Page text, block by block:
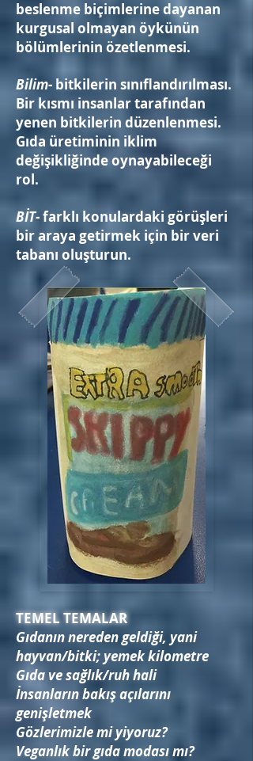
beslenme biçimlerine dayanan
kurgusal olmayan öykünün
bölümlerinin özetlenmesi.
Bilim- bitkilerin sınıflandırılması.
Bir kısmı insanlar tarafından
yenen bitkilerin düzenlenmesi.
Gıda üretiminin iklim
değişikliğinde oynayabileceği
rol.
BİT- farklı konulardaki görüşleri
bir araya getirmek için bir veri
tabanı oluşturun.
TEMEL TEMALAR
Gıdanın nereden geldiği, yani
hayvan/bitki; yemek kilometre
Gıda ve sağlık/ruh hali
İnsanların bakış açılarını
genişletmek
Gözlerimizle mi yiyoruz?
Veganlık bir gıda modası mı?